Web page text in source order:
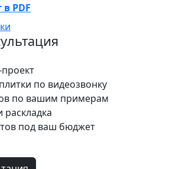
PDF
по видеозвонку
по вашим примерам
раскладка
под ваш бюджет